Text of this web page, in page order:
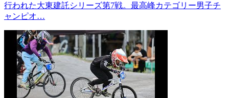
行われた大東建託シリーズ第7戦。最高峰カテゴリー男子チ
ャンピオ…